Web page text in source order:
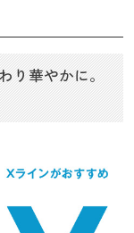
り華やかに。